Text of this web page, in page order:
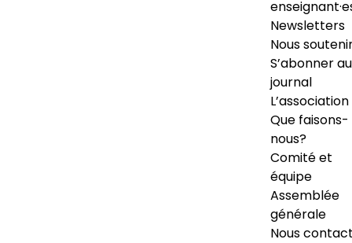
Newsletters
Nous
S’abonner au
journal
L’association
Que faisons-
nous?
Comité et
équipe
Assemblée
générale
Nous